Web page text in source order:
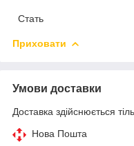
Стать
Приховати
Умови доставки
Доставка здійснюється
Нова Пошта